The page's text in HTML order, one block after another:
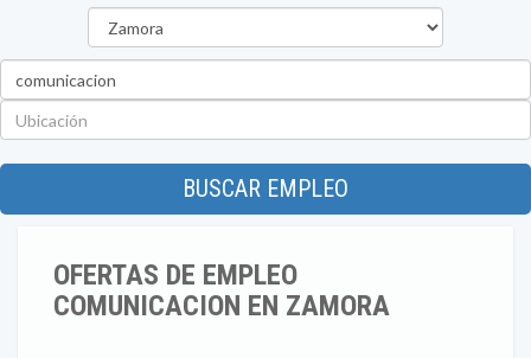
BUSCAR EMPLEO
OFERTAS DE EMPLEO
COMUNICACION EN ZAMORA